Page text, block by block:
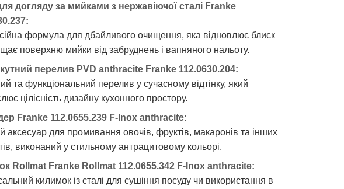
догляду за мийками з нержавіючої сталі Franke
формула для дбайливого очищення, яка відновлює блиск
поверхню мийки від забруднень і вапняного нальоту.
перелив PVD anthracite Franke 112.0630.204:
та функціональний перелив у сучасному відтінку, який
цілісність дизайну кухонного простору.
Franke 112.0655.239 F-Inox anthracite:
аксесуар для промивання овочів, фруктів, макаронів та інших
виконаний у стильному антрацитовому кольорі.
Rollmat Franke Rollmat 112.0655.342 F-Inox anthracite:
килимок із сталі для сушіння посуду чи використання в